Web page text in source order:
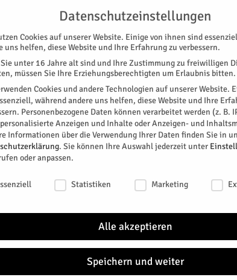
KONTAKT
SPEZIAL E-PAPER KINO GALERIE
und umsonst
und umsonst
die Museen im Kreis Düren bei freiem Eintritt und
Datenschutzeinstellungen
Cookies auf unserer Website. Einige von ihnen sind
uns helfen, diese Website und Ihre Erfahrung zu verbessern.
unter 16 Jahre alt sind und Ihre Zustimmung zu freiwilligen
müssen Sie Ihre Erziehungsberechtigten um Erlaubnis bitten.
Cookies und andere Technologien auf unserer Website.
während andere uns helfen, diese Website und Ihre
Personenbezogene Daten können verarbeitet werden (z. B.
Anzeigen und Inhalte oder Anzeigen- und
Informationen über die Verwendung Ihrer Daten finden Sie in
. Sie können Ihre Auswahl jederzeit unter
oder anpassen.
Statistiken Marketing
Alle akzeptieren
Speichern und weiter